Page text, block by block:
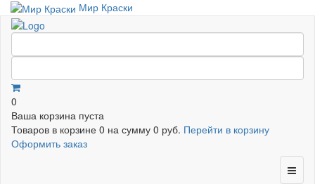
Мир Краски
0
Ваша корзина пуста
Товаров в корзине 0 на сумму 0 руб. Перейти в корзину
Оформить заказ